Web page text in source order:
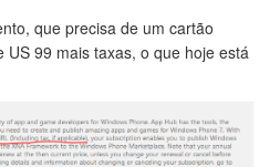
que precisa de um cartão
99 mais taxas, o que hoje está